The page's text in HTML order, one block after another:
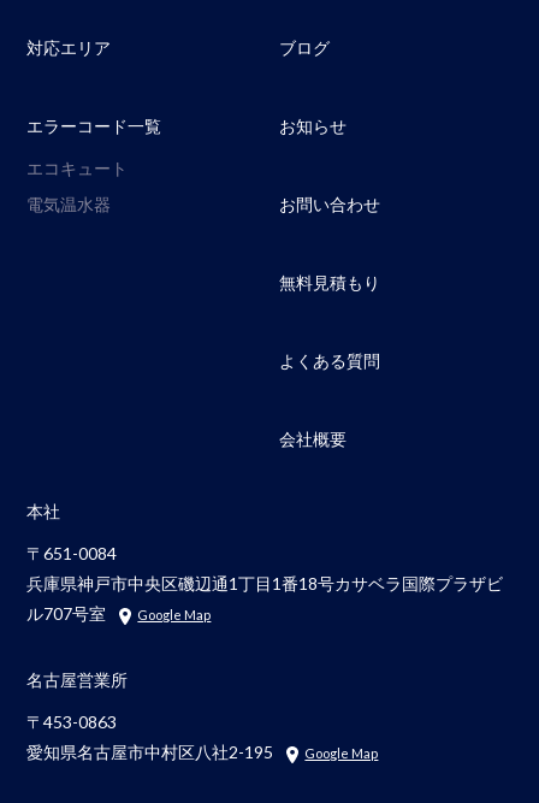
対応エリア
エラーコード一覧
エコキュート
電気温水器
ブログ
お知らせ
お問い合わせ
無料見積もり
よくある質問
会社概要
本社
〒651-0084
兵庫県神戸市中央区磯辺通1丁目1番18号カサベラ国際プラザビ
ル707号室
Google Map
名古屋営業所
〒453-0863
愛知県名古屋市中村区八社2-195
Google Map